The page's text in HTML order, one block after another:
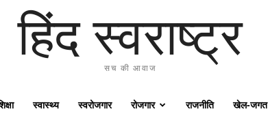
हिंद स्वराष्ट्र
सच की आवाज
स्वास्थ्य स्वरोजगार रोजगार राजनीति खेल-जगत